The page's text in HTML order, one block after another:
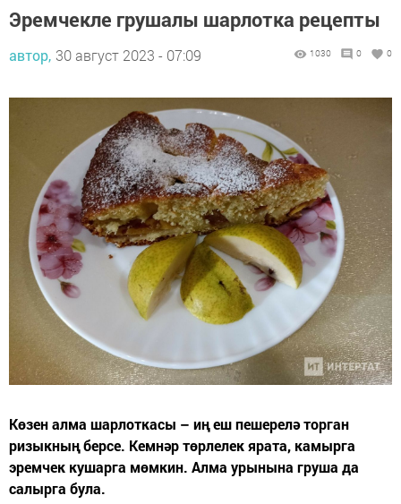
Эремчекле грушалы шарлотка рецепты
автор, 30 август 2023 - 07:09 1030 0 0
Көзен алма шарлоткасы – иң еш пешерелә торган
ризыкның берсе. Кемнәр төрлелек ярата, камырга
эремчек кушарга мөмкин. Алма урынына груша да
салырга була.